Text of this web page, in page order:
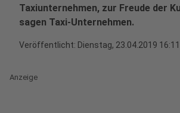
Taxiunternehmen, zur Freude der
sagen Taxi-Unternehmen.
Veröffentlicht: Dienstag, 23.04.2019 16:11
Anzeige